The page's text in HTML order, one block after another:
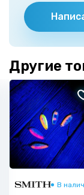
Другие
В